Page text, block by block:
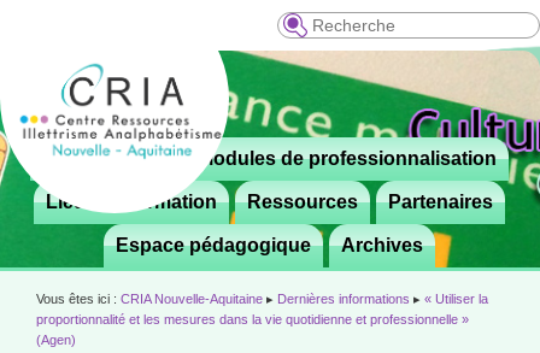
Recherche
Menu
principal
Aller
contenu
principal
 Le CRIA Modules de professionnalisation
Lieux de formation Ressources Partenaires
Espace pédagogique Archives
Vous êtes ici : CRIA Nouvelle-Aquitaine ▸ Dernières informations ▸ « Utiliser la
proportionnalité et les mesures dans la vie quotidienne et professionnelle »
(Agen)